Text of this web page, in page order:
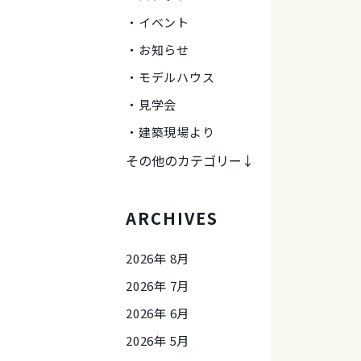
イベント
お知らせ
モデルハウス
見学会
建築現場より
その他のカテゴリー↓
ARCHIVES
2026年 8月
2026年 7月
2026年 6月
2026年 5月